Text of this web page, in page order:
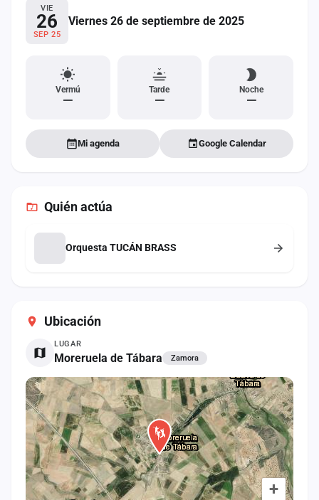
Ubicación
LUGAR
Moreruela de Tábara Zamora
+
VIE
26
SEP 25
Viernes 26 de septiembre de 2025
Vermú
—
Tarde
—
Noche
—
Mi agenda Google Calendar
Quién actúa
Orquesta TUCÁN BRASS
Contacto